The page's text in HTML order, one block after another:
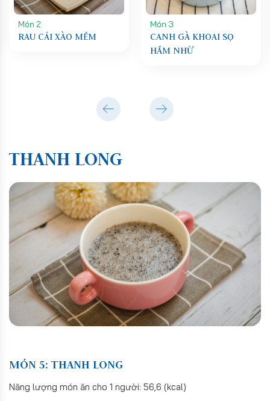
Món 2
RAU CẢI XÀO MỀM
Món 3
CANH GÀ KHOAI SỌ
HẦM NHỪ
THANH LONG
MÓN 5: THANH LONG
Năng lượng món ăn cho 1 người: 56,6 (kcal)